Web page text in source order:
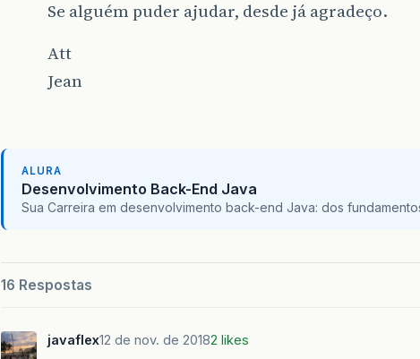
Se alguém puder ajudar, desde já agradeço.
Att
Jean
ALURA
Desenvolvimento Back-End Java
Sua Carreira em desenvolvimento back-end Java: dos
16 Respostas
javaflex12 de nov. de 20182 likes